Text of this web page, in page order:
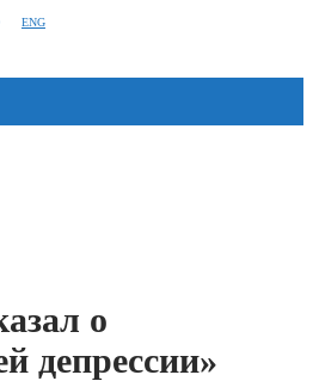
ENG
о
депрессии»